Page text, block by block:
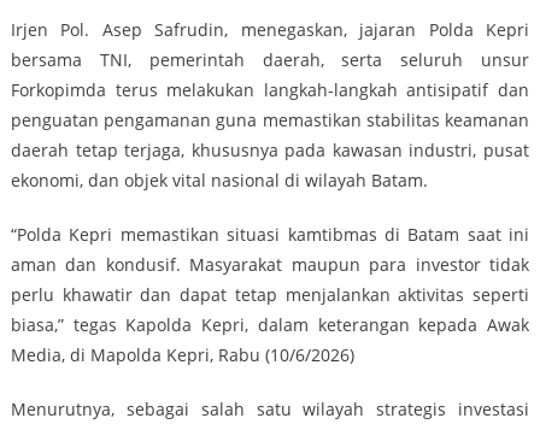
Irjen Pol. Asep Safrudin, menegaskan, jajaran Polda Kepri
bersama TNI, pemerintah daerah, serta seluruh unsur
Forkopimda terus melakukan langkah-langkah antisipatif dan
penguatan pengamanan guna memastikan stabilitas keamanan
daerah tetap terjaga, khususnya pada kawasan industri, pusat
ekonomi, dan objek vital nasional di wilayah Batam.
“Polda Kepri memastikan situasi kamtibmas di Batam saat ini
aman dan kondusif. Masyarakat maupun para investor tidak
perlu khawatir dan dapat tetap menjalankan aktivitas seperti
biasa,” tegas Kapolda Kepri, dalam keterangan kepada Awak
Media, di Mapolda Kepri, Rabu (10/6/2026)
Menurutnya, sebagai salah satu wilayah strategis investasi